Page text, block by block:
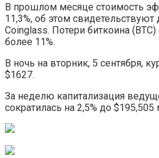
В прошлом месяце стоимость
11,3%, об этом
Coinglass. Потери биткоина
более 11%.
В ночь на вторник, 5 сентября,
$1627.
За неделю капитализация
сократилась на 2,5% до $195,505